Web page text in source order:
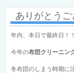
へ
ありがとうご
年内、本日で最終日！！
今年の布団クリーニン
冬布団のしまう時期に